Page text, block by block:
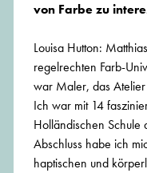
von Farbe zu
Louisa Hutton:
regelrechten Farb-
war Maler, das
Ich war mit 14
Holländischen Schule
Abschluss habe ich
haptischen und